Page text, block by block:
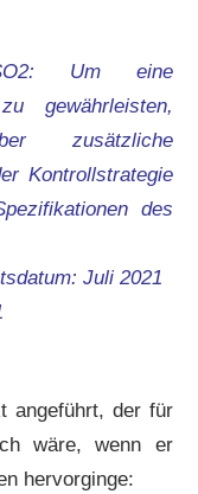
SO2: Um eine
gewährleisten,
zusätzliche
Kontrollstrategie
des
Juli 2021
angeführt, der für
wäre, wenn er
hervorginge: